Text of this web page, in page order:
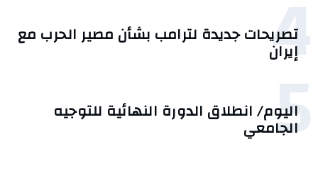
4
تصريحات جديدة لترامب بشأن مصير الحرب مع
إيران
5
اليوم/ انطلاق الدورة النهائية للتوجيه
الجامعي